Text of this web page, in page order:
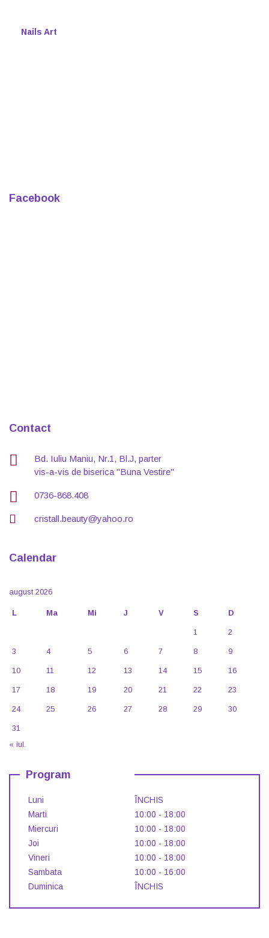
Nails Art
Facebook
Contact
Bd. Iuliu Maniu, Nr.1, Bl.J, parter
vis-a-vis de biserica "Buna Vestire"
0736-868.408
cristall.beauty@yahoo.ro
Calendar
august 2026
L Ma Mi J V S D
1 2
3 4 5 6 7 8 9
10 11 12 13 14 15 16
17 18 19 20 21 22 23
24 25 26 27 28 29 30
31
« iul.
Program
Luni
ÎNCHIS
Marti
10:00 - 18:00
Miercuri
10:00 - 18:00
Joi
10:00 - 18:00
Vineri
10:00 - 18:00
Sambata
10:00 - 16:00
Duminica
ÎNCHIS